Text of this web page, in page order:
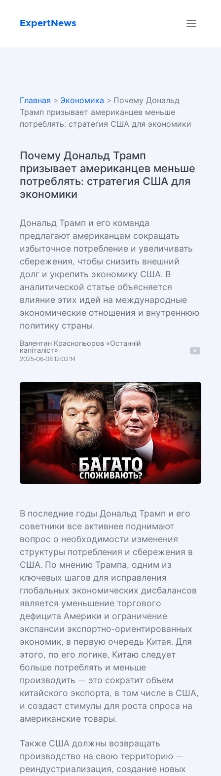
ExpertNews
Главная > Экономика > Почему Дональд
Трамп призывает американцев меньше
потреблять: стратегия США для экономики
Почему Дональд Трамп
призывает американцев меньше
потреблять: стратегия США для
экономики
Дональд Трамп и его команда
предлагают американцам сокращать
избыточное потребление и увеличивать
сбережения, чтобы снизить внешний
долг и укрепить экономику США. В
аналитической статье объясняется
влияние этих идей на международные
экономические отношения и внутреннюю
политику страны.
Валентин Краснопьоров «Останній
капіталіст»
2025-06-08 12:02:14
В последние годы Дональд Трамп и его
советники все активнее поднимают
вопрос о необходимости изменения
структуры потребления и сбережения в
США. По мнению Трампа, одним из
ключевых шагов для исправления
глобальных экономических дисбалансов
является уменьшение торгового
дефицита Америки и ограничение
экспансии экспортно-ориентированных
экономик, в первую очередь Китая. Для
этого, по его логике, Китаю следует
больше потреблять и меньше
производить — это сократит объем
китайского экспорта, в том числе в США,
и создаст стимулы для роста спроса на
американские товары.
Также США должны возвращать
производство на свою территорию —
реиндустриализация, создание новых